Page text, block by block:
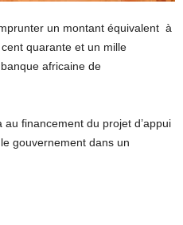
un montant équivalent à
quarante et un mille
africaine de
financement du projet d’appui
gouvernement dans un